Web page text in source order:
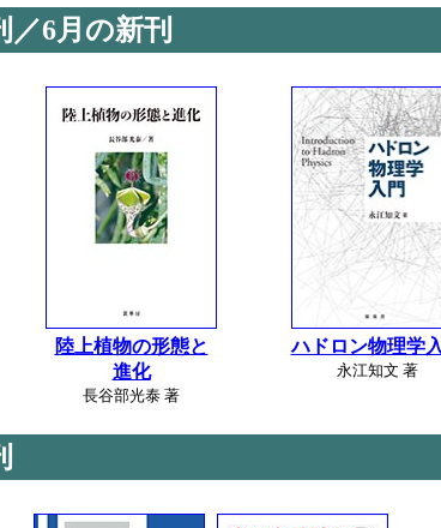
6月の新刊
陸上植物の形態と
進化
長谷部光泰 著
ハドロン物理学
永江知文 著